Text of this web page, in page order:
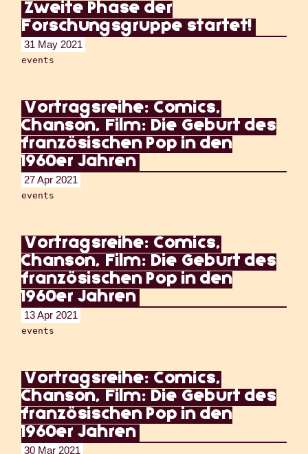
Zweite Phase der
Forschungsgruppe startet!
31 May 2021
events
Vortragsreihe: Comics,
Chanson, Film: Die Geburt des
französischen Pop in den
1960er Jahren
27 Apr 2021
events
Vortragsreihe: Comics,
Chanson, Film: Die Geburt des
französischen Pop in den
1960er Jahren
13 Apr 2021
events
Vortragsreihe: Comics,
Chanson, Film: Die Geburt des
französischen Pop in den
1960er Jahren
30 Mar 2021